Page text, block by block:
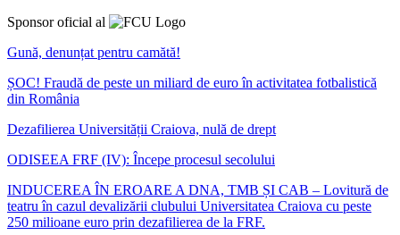
Sponsor oficial al
Gună, denunțat pentru camătă!
ȘOC! Fraudă de peste un miliard de euro în activitatea fotbalistică
din România
Dezafilierea Universității Craiova, nulă de drept
ODISEEA FRF (IV): Începe procesul secolului
INDUCEREA ÎN EROARE A DNA, TMB ȘI CAB – Lovitură de
teatru în cazul devalizării clubului Universitatea Craiova cu peste
250 milioane euro prin dezafilierea de la FRF.